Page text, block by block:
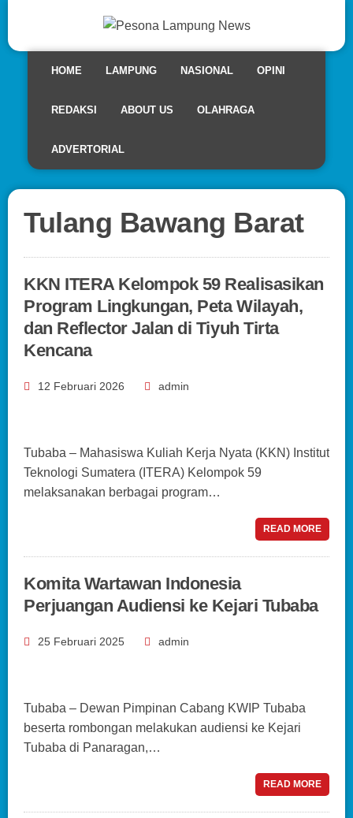
HOME LAMPUNG NASIONAL OPINI
REDAKSI ABOUT US OLAHRAGA
ADVERTORIAL
Tulang Bawang Barat
KKN ITERA Kelompok 59 Realisasikan
Program Lingkungan, Peta Wilayah,
dan Reflector Jalan di Tiyuh Tirta
Kencana
12 Februari 2026 admin
Tubaba – Mahasiswa Kuliah Kerja Nyata (KKN) Institut
Teknologi Sumatera (ITERA) Kelompok 59
melaksanakan berbagai program…
READ MORE
Komita Wartawan Indonesia
Perjuangan Audiensi ke Kejari Tubaba
25 Februari 2025 admin
Tubaba – Dewan Pimpinan Cabang KWIP Tubaba
beserta rombongan melakukan audiensi ke Kejari
Tubaba di Panaragan,…
READ MORE